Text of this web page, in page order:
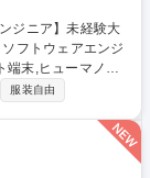
端末,ヒューマノイ
任せします。未経
み抑止制御を行う
アプリ開発 【ワ
開発。開発に打
服装自由